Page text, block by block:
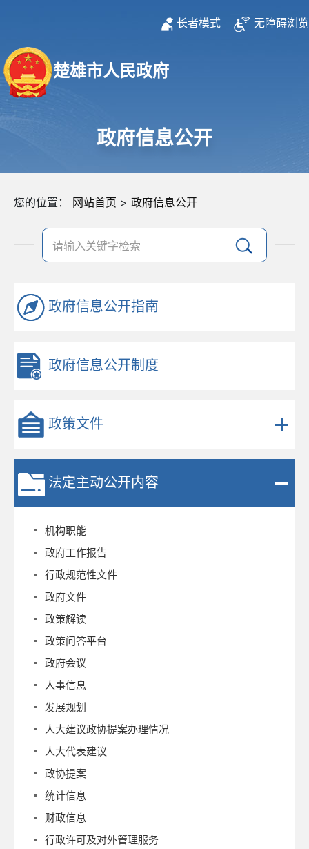
无障碍浏览
长者模式
楚雄市人民政府
政府信息公开
您的位置： 网站首页 > 政府信息公开
政府信息公开指南
政府信息公开制度
政策文件
法定主动公开内容
机构职能
政府工作报告
行政规范性文件
政府文件
政策解读
政策问答平台
政府会议
人事信息
发展规划
人大建议政协提案办理情况
人大代表建议
政协提案
统计信息
财政信息
行政许可及对外管理服务